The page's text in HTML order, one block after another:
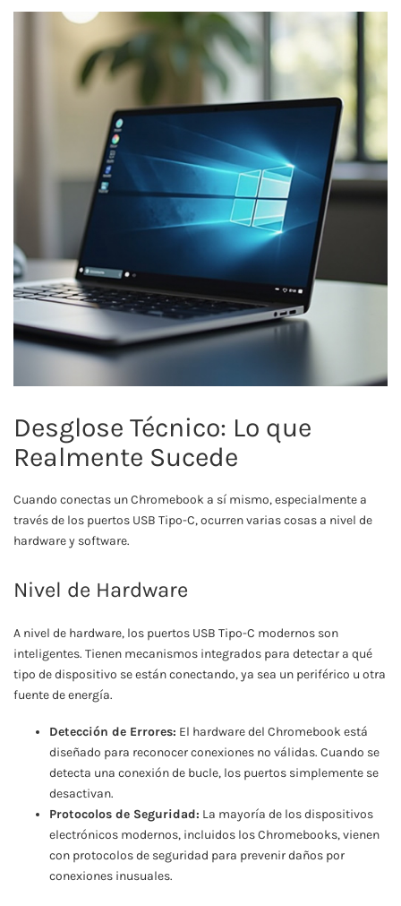
Desglose Técnico: Lo que
Realmente Sucede
Cuando conectas un Chromebook a sí mismo, especialmente a
través de los puertos USB Tipo-C, ocurren varias cosas a nivel de
hardware y software.
Nivel de Hardware
A nivel de hardware, los puertos USB Tipo-C modernos son
inteligentes. Tienen mecanismos integrados para detectar a qué
tipo de dispositivo se están conectando, ya sea un periférico u otra
fuente de energía.
Detección de Errores: El hardware del Chromebook está
diseñado para reconocer conexiones no válidas. Cuando se
detecta una conexión de bucle, los puertos simplemente se
desactivan.
Protocolos de Seguridad: La mayoría de los dispositivos
electrónicos modernos, incluidos los Chromebooks, vienen
con protocolos de seguridad para prevenir daños por
conexiones inusuales.